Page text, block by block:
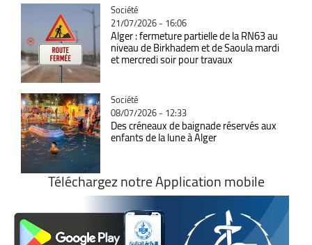
Catégorie
Société
21/07/2026 - 16:06
Alger : fermeture partielle de la RN63 au
niveau de Birkhadem et de Saoula mardi
et mercredi soir pour travaux
Catégorie
Société
08/07/2026 - 12:33
Des créneaux de baignade réservés aux
enfants de la lune à Alger
Téléchargez notre Application mobile